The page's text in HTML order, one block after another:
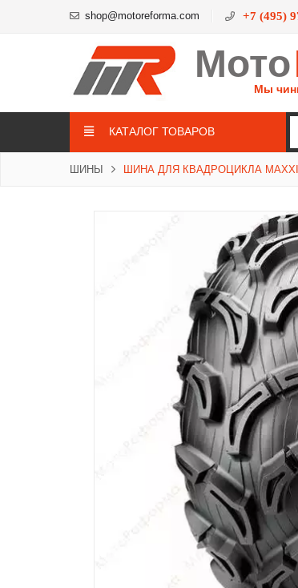
shop@motoreforma.com +7 (495)
Мото
Мы
КАТАЛОГ ТОВАРОВ
ШИНЫ ШИНА ДЛЯ КВАДРОЦИКЛА